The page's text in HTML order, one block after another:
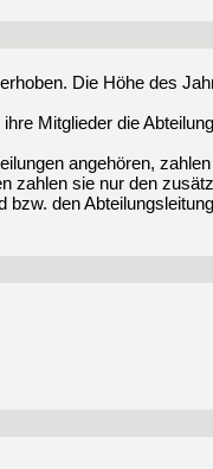
Die Höhe des
Mitglieder die
angehören,
zahlen sie nur den
bzw. den